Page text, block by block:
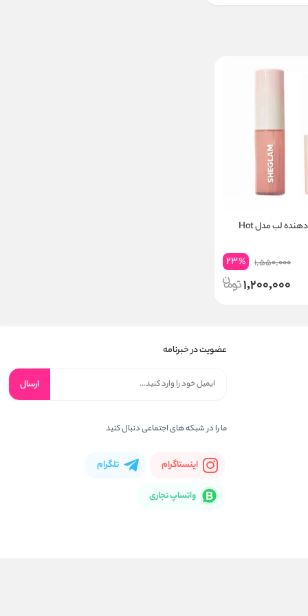
لیپ گلاس حجم دهنده لب مدل Hot
1,550,000
23%
1,200,000
عضویت در خبرنامه
ارسال
ما را در شبکه های اجتماعی دنبال کنید
اینستاگرام تلگرام
واتساپ تجاری